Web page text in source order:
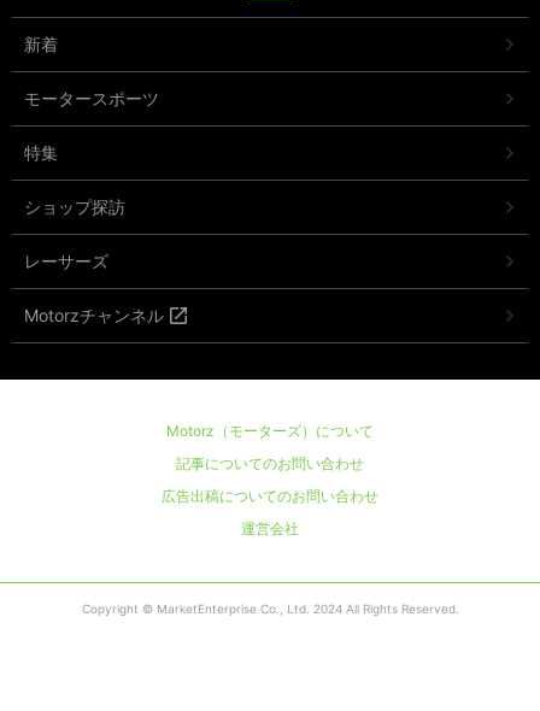
新着
モータースポーツ
特集
ショップ探訪
レーサーズ
Motorzチャンネル
Motorz（モーターズ）について
記事についてのお問い合わせ
広告出稿についてのお問い合わせ
運営会社
Copyright © MarketEnterprise Co., Ltd. 2024 All Rights Reserved.